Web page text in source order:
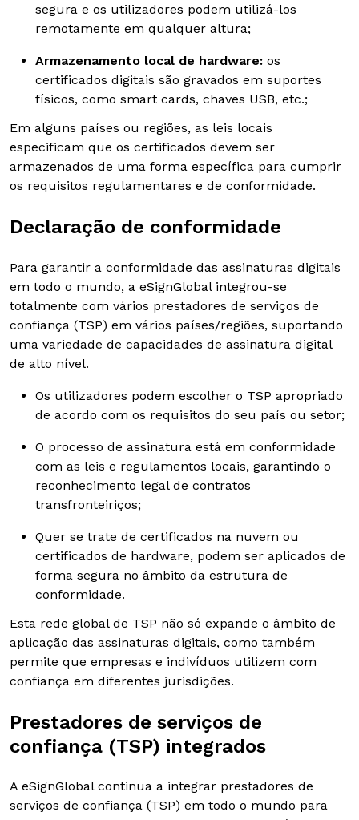
segura e os utilizadores podem utilizá-los
remotamente em qualquer altura;
Armazenamento local de hardware: os
certificados digitais são gravados em suportes
físicos, como smart cards, chaves USB, etc.;
Em alguns países ou regiões, as leis locais
especificam que os certificados devem ser
armazenados de uma forma específica para cumprir
os requisitos regulamentares e de conformidade.
Declaração de conformidade
Para garantir a conformidade das assinaturas digitais
em todo o mundo, a eSignGlobal integrou-se
totalmente com vários prestadores de serviços de
confiança (TSP) em vários países/regiões, suportando
uma variedade de capacidades de assinatura digital
de alto nível.
Os utilizadores podem escolher o TSP apropriado
de acordo com os requisitos do seu país ou setor;
O processo de assinatura está em conformidade
com as leis e regulamentos locais, garantindo o
reconhecimento legal de contratos
transfronteiriços;
Quer se trate de certificados na nuvem ou
certificados de hardware, podem ser aplicados de
forma segura no âmbito da estrutura de
conformidade.
Esta rede global de TSP não só expande o âmbito de
aplicação das assinaturas digitais, como também
permite que empresas e indivíduos utilizem com
confiança em diferentes jurisdições.
Prestadores de serviços de
confiança (TSP) integrados
A eSignGlobal continua a integrar prestadores de
serviços de confiança (TSP) em todo o mundo para